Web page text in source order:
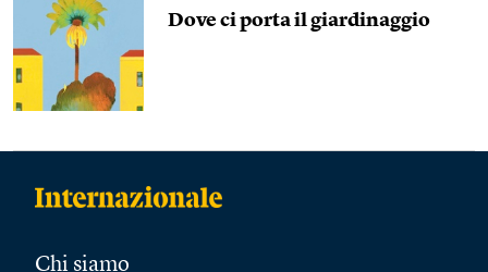
Dove ci porta il giardinaggio
Chi siamo